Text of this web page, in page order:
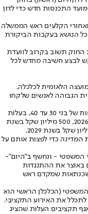
התכנסות חדש כדי לדון
הקלעים ראש הממשלה
כל הנושא בעקבות הביקורת
תשוב בקרוב לוועדת
לבצע חשיבה מחדש לכל
הלאומית לכלכלה.
הגבוהה לאנשים שלקחו
על פי שמחון, ההטבה אמורה לחול על משפחות של בני 30 עד 40, בעלות
תקציבית מוערכת של כמיליארד שקל בשנת 2026, 500 מיליון שקל בשנת
המדינה כדי לפצות אותם על
המשפטי - ונחשף ב"היום"-
באוצר את ההתנגדות
שמקדם ראש
המשפטי (הכלכלן הראשי הוא
את האירוע התקציבי.
תקציבים העלות שהציג